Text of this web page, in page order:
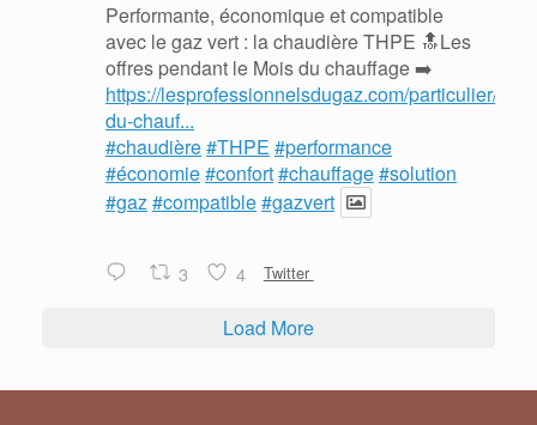
Performante, économique et compatible
avec le gaz vert : la chaudière THPE 🔝Les
offres pendant le Mois du chauffage ➡️
https://lesprofessionnelsdugaz.com/particulier/
du-chauf...
#chaudière#THPE #performance
#économie#confort#chauffage#solution
#gaz#compatible#gazvert
3 4 Twitter
Load More